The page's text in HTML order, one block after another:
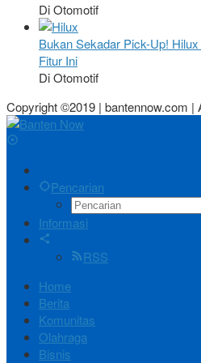
Di Otomotif
Bukan Sekadar Pick-Up!
Fitur Ini
Di Otomotif
Copyright ©2019 | bantennow.com |
Pencarian
Informasi
RSS
Home
Berita
Komunitas
Olahraga
Bisnis